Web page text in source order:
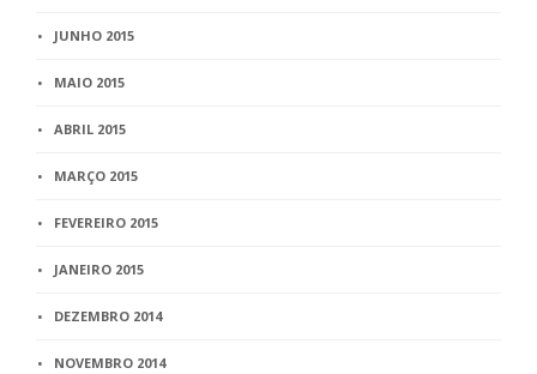
JUNHO 2015
MAIO 2015
ABRIL 2015
MARÇO 2015
FEVEREIRO 2015
JANEIRO 2015
DEZEMBRO 2014
NOVEMBRO 2014